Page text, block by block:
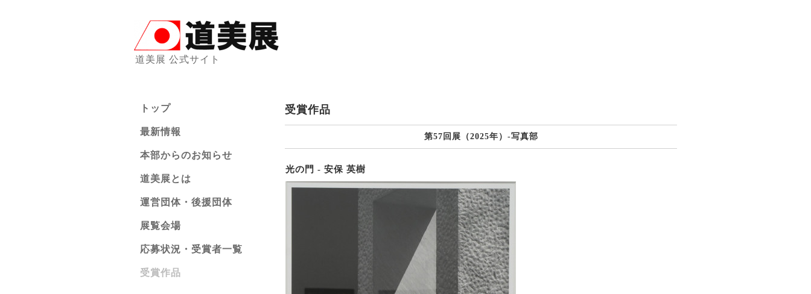
道美展 公式サイト
受賞作品
第57回展（2025年）-写真部
光の門 - 安保 英樹
トップ
最新情報
本部からのお知らせ
道美展とは
運営団体・後援団体
展覧会場
応募状況・受賞者一覧
受賞作品